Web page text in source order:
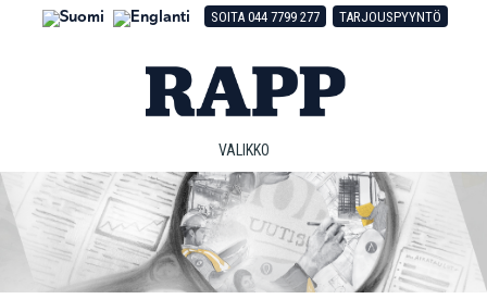
Hyppää
Hyppää
Hyppää
SOITA 044 7799 277 TARJOUSPYYNTÖ
VALIKKO